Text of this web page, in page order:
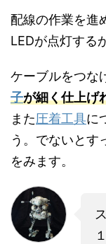
配線の作業を進
LEDが点灯する
ケーブルをつな
子が細く仕上げ
また圧着工具に
う。でないとす
をみます。